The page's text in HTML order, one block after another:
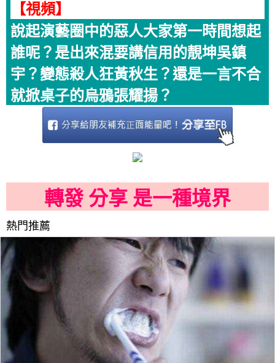
【視頻】
說起演藝圈中的惡人大家第一時間想起
誰呢？是出來混要講信用的靚坤吳鎮
宇？變態殺人狂黃秋生？還是一言不合
就掀桌子的烏鴉張耀揚？
轉發 分享 是一種境界
熱門推薦